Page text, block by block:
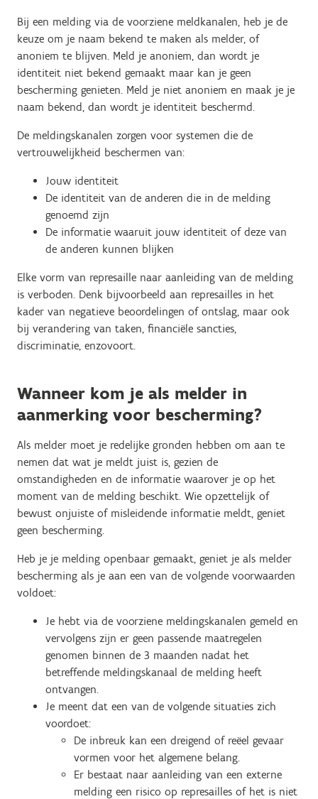
Bij een melding via de voorziene meldkanalen, heb je de
keuze om je naam bekend te maken als melder, of
anoniem te blijven. Meld je anoniem, dan wordt je
identiteit niet bekend gemaakt maar kan je geen
bescherming genieten. Meld je niet anoniem en maak je je
naam bekend, dan wordt je identiteit beschermd.
De meldingskanalen zorgen voor systemen die de
vertrouwelijkheid beschermen van:
Jouw identiteit
De identiteit van de anderen die in de melding
genoemd zijn
De informatie waaruit jouw identiteit of deze van
de anderen kunnen blijken
Elke vorm van represaille naar aanleiding van de melding
is verboden. Denk bijvoorbeeld aan represailles in het
kader van negatieve beoordelingen of ontslag, maar ook
bij verandering van taken, financiële sancties,
discriminatie, enzovoort.
Wanneer kom je als melder in
aanmerking voor bescherming?
Als melder moet je redelijke gronden hebben om aan te
nemen dat wat je meldt juist is, gezien de
omstandigheden en de informatie waarover je op het
moment van de melding beschikt. Wie opzettelijk of
bewust onjuiste of misleidende informatie meldt, geniet
geen bescherming.
Heb je je melding openbaar gemaakt, geniet je als melder
bescherming als je aan een van de volgende voorwaarden
voldoet:
Je hebt via de voorziene meldingskanalen gemeld en
vervolgens zijn er geen passende maatregelen
genomen binnen de 3 maanden nadat het
betreffende meldingskanaal de melding heeft
ontvangen.
Je meent dat een van de volgende situaties zich
voordoet:
De inbreuk kan een dreigend of reëel gevaar
vormen voor het algemene belang.
Er bestaat naar aanleiding van een externe
melding een risico op represailles of het is niet